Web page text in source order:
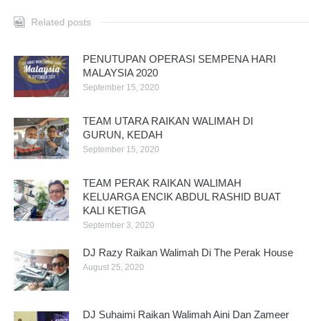
Related posts
PENUTUPAN OPERASI SEMPENA HARI
MALAYSIA 2020
September 15, 2020
TEAM UTARA RAIKAN WALIMAH DI
GURUN, KEDAH
September 15, 2020
TEAM PERAK RAIKAN WALIMAH
KELUARGA ENCIK ABDUL RASHID BUAT
KALI KETIGA
September 3, 2020
DJ Razy Raikan Walimah Di The Perak House
August 25, 2020
DJ Suhaimi Raikan Walimah Aini Dan Zameer